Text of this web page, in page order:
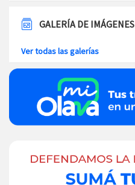
GALERÍA DE IMÁGENES
Ver todas las galerías